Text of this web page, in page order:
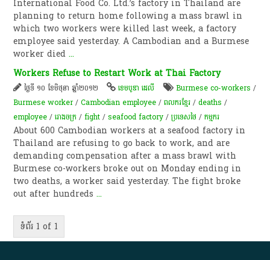
International Food Co. Ltd.’s factory in Thailand are
planning to return home following a mass brawl in
which two workers were killed last week, a factory
employee said yesterday. A Cambodian and a Burmese
worker died...
Workers Refuse to Restart Work at Thai Factory
ថ្ងៃទី ១០ ខែមិថុនា ឆ្នាំ២០១២ ខេមបូឌា ដេលី Burmese co-workers /
Burmese worker/Cambodian employee /ពលករ​ខ្មែរ​ /deaths /
employee /រោងចក្រ /fight /seafood factory /ប្រទេសថៃ /ក​ម្មករ​
About 600 Cambodian workers at a seafood factory in
Thailand are refusing to go back to work, and are
demanding compensation after a mass brawl with
Burmese co-workers broke out on Monday ending in
two deaths, a worker said yesterday. The fight broke
out after hundreds...
ទំព័រ 1 of 1